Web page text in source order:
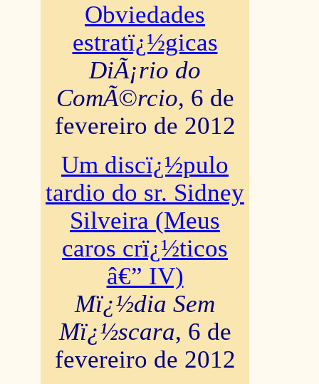
Obviedades
estratï¿½gicas
DiÃ¡rio do
ComÃ©rcio, 6 de
fevereiro de 2012
Um discï¿½pulo
tardio do sr. Sidney
Silveira (Meus
caros crï¿½ticos
â€” IV)
Mï¿½dia Sem
Mï¿½scara, 6 de
fevereiro de 2012